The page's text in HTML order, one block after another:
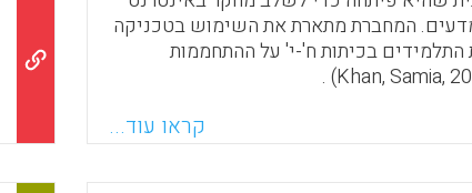
המחברת מתארת את השימוש בטכניקה
בכיתות ח'-י' על ההתחממות
קראו עוד...